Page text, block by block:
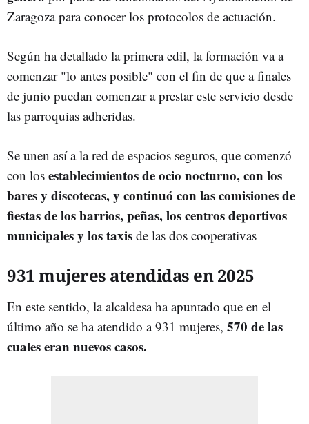
Zaragoza para conocer los protocolos de actuación.
Según ha detallado la primera edil, la formación va a
comenzar "lo antes posible" con el fin de que a finales
de junio puedan comenzar a prestar este servicio desde
las parroquias adheridas.
Se unen así a la red de espacios seguros, que comenzó
con los establecimientos de ocio nocturno, con los
bares y discotecas, y continuó con las comisiones de
fiestas de los barrios, peñas, los centros deportivos
municipales y los taxis de las dos cooperativas
931 mujeres atendidas en 2025
En este sentido, la alcaldesa ha apuntado que en el
último año se ha atendido a 931 mujeres, 570 de las
cuales eran nuevos casos.